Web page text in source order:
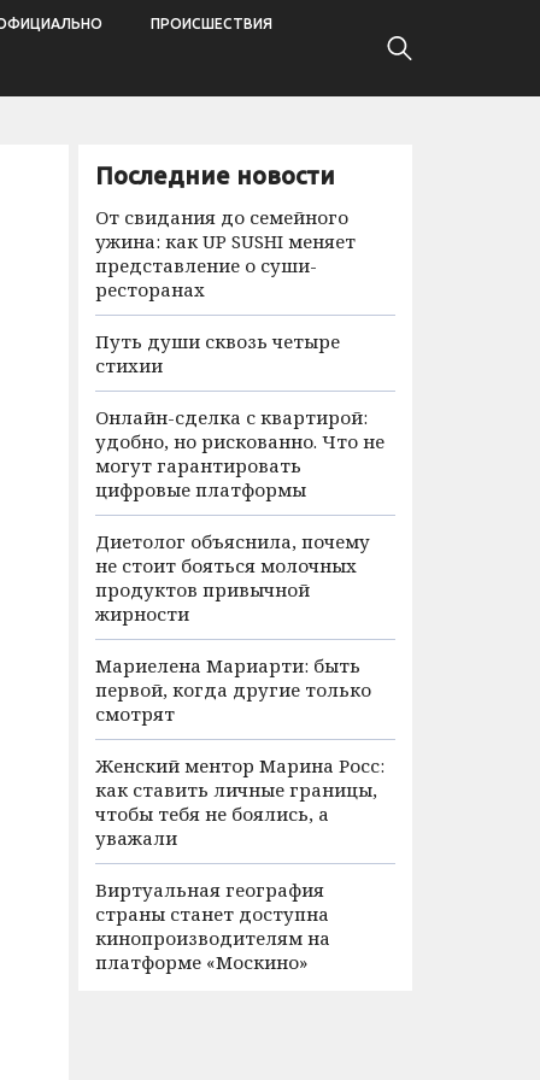
ПРОИСШЕСТВИЯ
Последние новости
От свидания до семейного
ужина: как UP SUSHI меняет
представление о суши-
ресторанах
Путь души сквозь четыре
стихии
Онлайн-сделка с квартирой:
удобно, но рискованно. Что не
могут гарантировать
цифровые платформы
Диетолог объяснила, почему
не стоит бояться молочных
продуктов привычной
жирности
Мариелена Мариарти: быть
первой, когда другие только
смотрят
Женский ментор Марина Росс:
как ставить личные границы,
чтобы тебя не боялись, а
уважали
Виртуальная география
страны станет доступна
кинопроизводителям на
платформе «Москино»